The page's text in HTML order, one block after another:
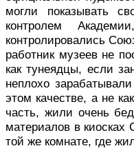
могли показывать
контролем
контролировались
работник музеев не
как тунеядцы, если
неплохо
этом качестве, а не
часть, жили очень
материалов в
той же комнате, где